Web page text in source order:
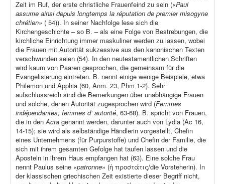
Zeit im Ruf, der erste christliche Frauenfeind zu sein («Paul
assume ainsi depuis longtemps la réputation de premier misogyne
chrétien» ( 54)). In seiner Nachfolge lese sich die
Kirchengeschichte – so B. – als eine Folge von Bestrebungen, die
kirchliche Einrichtung immer maskuliner werden zu lassen, wobei
die Frauen mit Autorität sukzessive aus den kanonischen Texten
verschwunden seien (54). In den neutestamentlichen Schriften
wird kaum von Paaren gesprochen, die gemeinsam für die
Evangelisierung eintreten. B. nennt einige wenige Beispiele, etwa
Philemon und Apphia (60, Anm. 23, Phm 1-2). Sehr
aufschlussreich sind die Bemerkungen über unabhängige Frauen
und solche, denen Autorität zugesprochen wird (Femmes
indépendantes, femmes d‘ autorité, 63-68). B. spricht von Frauen,
die in denActa genannt werden, darunter auch von Lydia (Ac 16,
14-15); sie wird als selbständige Händlerin vorgestellt, Chefin
eines Unternehmens (für Purpurstoffe) und Chefin der Familie, die
sich mit ihrem gesamten Gefolge hat taufen lassen und die
Aposteln in ihrem Haus empfangen hat (63). Eine solche Frau
nennt Paulus seine «patronne» (ἡ προστάτις/die Vorsteherin). In
der klassischen griechischen Zeit existierte dieser Begriff nicht,